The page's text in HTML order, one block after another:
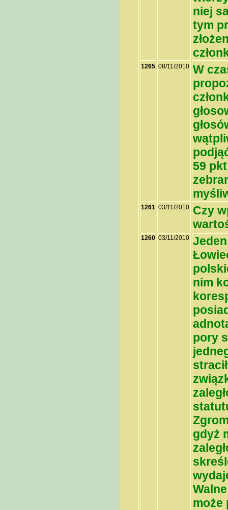
niej
tym
1265 08/11/2010 W
59
1261 03/11/2010 Czy
1260 03/11/2010
nim
pory
gdyż
może